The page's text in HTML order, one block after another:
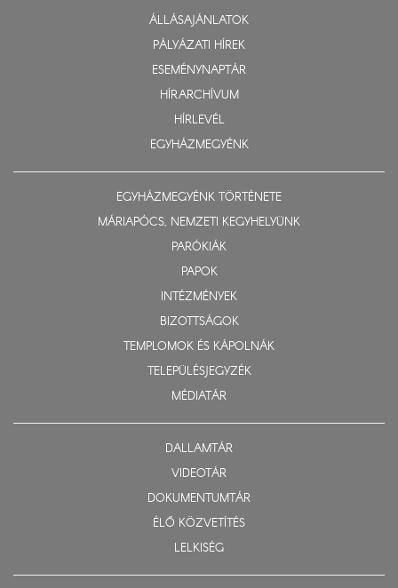
ÁLLÁSAJÁNLATOK
PÁLYÁZATI HÍREK
ESEMÉNYNAPTÁR
HÍRARCHÍVUM
HÍRLEVÉL
EGYHÁZMEGYÉNK
EGYHÁZMEGYÉNK TÖRTÉNETE
MÁRIAPÓCS, NEMZETI KEGYHELYÜNK
PARÓKIÁK
PAPOK
INTÉZMÉNYEK
BIZOTTSÁGOK
TEMPLOMOK ÉS KÁPOLNÁK
TELEPÜLÉSJEGYZÉK
MÉDIATÁR
DALLAMTÁR
VIDEOTÁR
DOKUMENTUMTÁR
ÉLŐ KÖZVETÍTÉS
LELKISÉG